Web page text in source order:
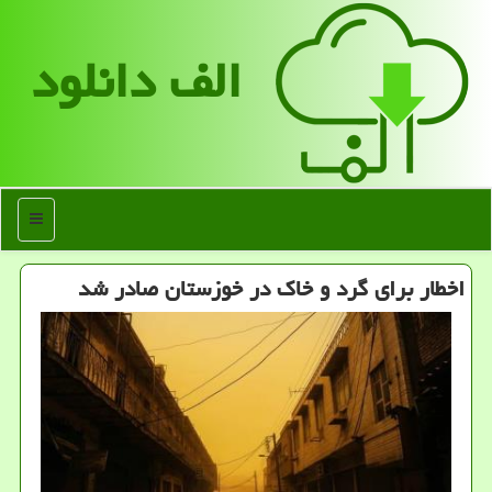
الف دانلود
منو
اخطار برای گرد و خاك در خوزستان صادر شد